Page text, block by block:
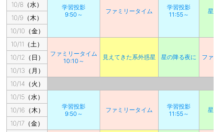
学習投影
9:50～
ファミリータイム
学習投影
11:55～
星
10/8（水）
10/9（木）
10/10（金）
10/11（土）
ファミリータイム
10:10～
見えてきた系外惑星 星の降る夜に ファ
10/12（日）
10/13（月）
10/14（火）
10/15（水）
学習投影
9:50～
ファミリータイム
学習投影
11:55～
星
10/16（木）
10/17（金）